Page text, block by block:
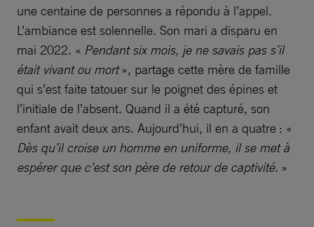
une centaine de personnes a répondu à l’appel.
L’ambiance est solennelle. Son mari a disparu en
mai 2022. « Pendant six mois, je ne savais pas s’il
était vivant ou mort», partage cette mère de famille
qui s’est faite tatouer sur le poignet des épines et
l’initiale de l’absent. Quand il a été capturé, son
enfant avait deux ans. Aujourd’hui, il en a quatre : «
Dès qu’il croise un homme en uniforme, il se met à
espérer que c’est son père de retour de captivité. »